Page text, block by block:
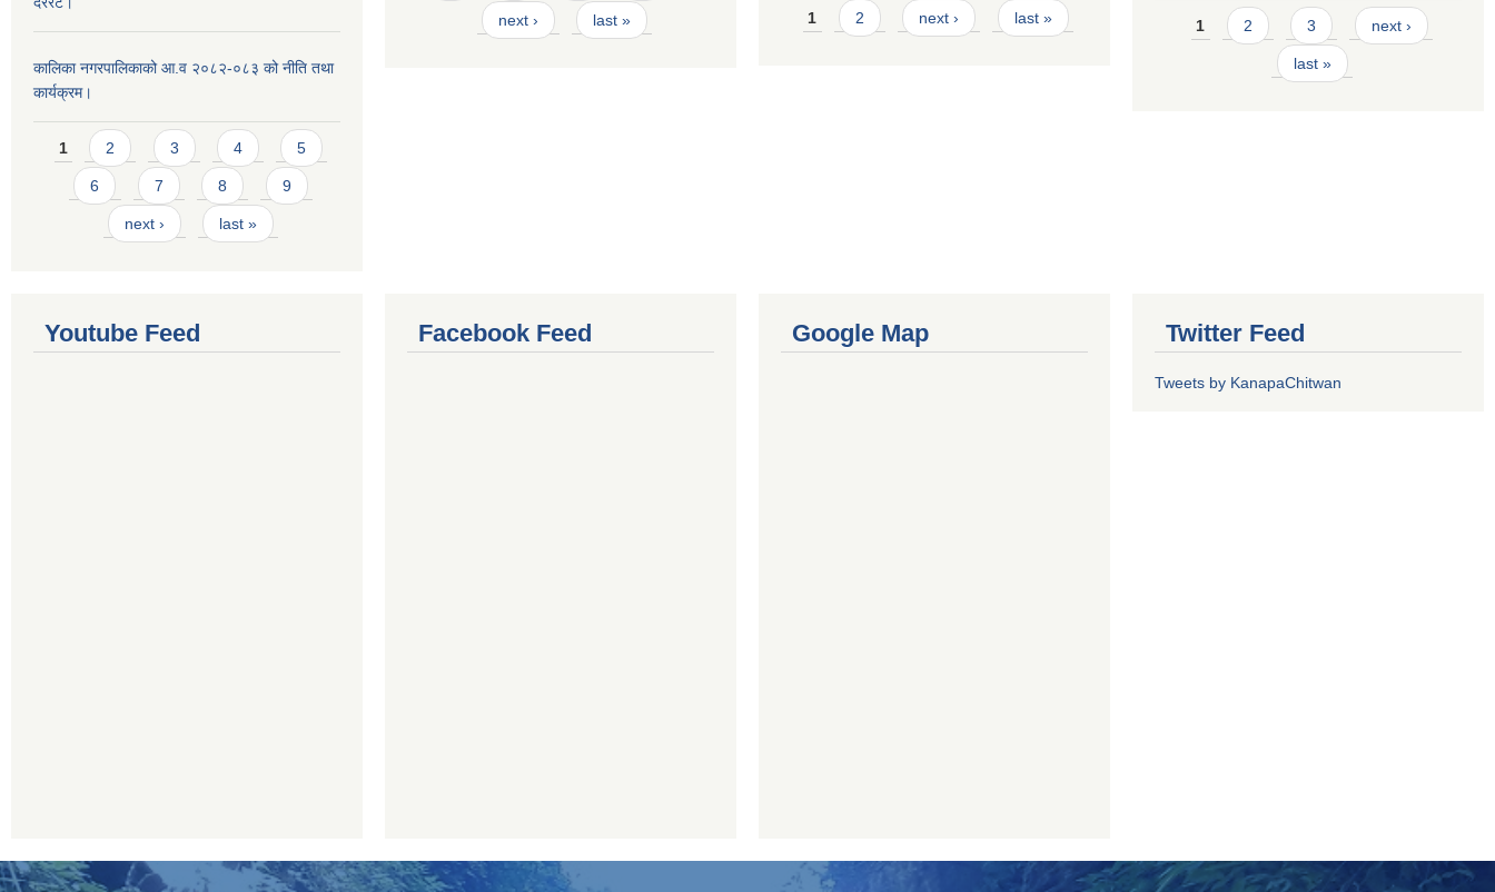
कालिका नगरपालिकाको आ.व २०८२-०८३ को नीति तथा
कार्यक्रम।
Pages
1 2 3 4 5
6 7 8 9
next › last »
next › last » Pages
1 2 next › last » Pages
1 2 3 next ›
last »
Youtube Feed Facebook Feed Google Map Twitter Feed
Tweets by KanapaChitwan